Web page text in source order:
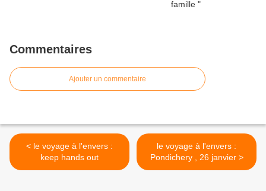
Commentaires
Ajouter un commentaire
< le voyage à l'envers :
keep hands out
le voyage à l'envers :
Pondichery , 26 janvier >